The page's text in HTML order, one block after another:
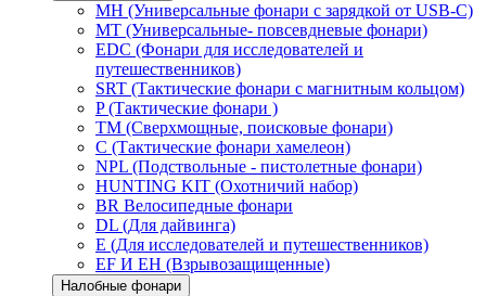
MH (Универсальные фонари с зарядкой от USB-C)
MT (Универсальные- повсевдневые фонари)
EDC (Фонари для исследователей и
путешественников)
SRT (Тактические фонари с магнитным кольцом)
P (Тактические фонари )
TM (Сверхмощные, поисковые фонари)
C (Тактические фонари хамелеон)
NPL (Подствольные - пистолетные фонари)
HUNTING KIT (Охотничий набор)
BR Велосипедные фонари
DL (Для дайвинга)
E (Для исследователей и путешественников)
EF И EH (Взрывозащищенные)
Налобные фонари